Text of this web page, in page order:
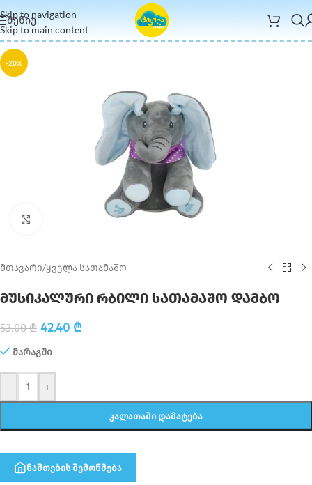
Skip to navigation
Skip to main content
ᲛᲔᲜᲘᲣ
-20%
მთავარი/ყველა სათამაშო
მუსიკალური რბილი სათამაშო დამბო
53.00₾ 42.40 ₾
მარაგში
- +
ᲙᲐᲚᲐᲗᲐᲨᲘ ᲓᲐᲛᲐᲢᲔᲑᲐ
ნაშთების შემოწმება